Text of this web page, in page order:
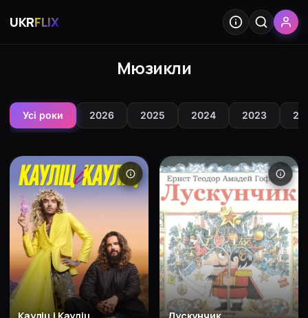
UKRFLIX
Мюзикли
Усі роки 2026 2025 2024 2023